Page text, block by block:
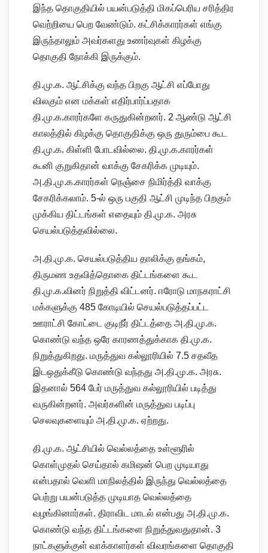
இந்த தொகுதியில் பயன்படுத்தி மிகப்பெரிய சரித்திர
வெற்றியை பெற வேண்டும். கட்சிக்காரர்கள் எங்கு
இருந்தாலும் அவர்களது உணர்வுகள் கிழக்கு
தொகுதி நோக்கி இருக்கும்.
தி.மு.க. ஆட்சிக்கு வந்த பிறகு ஆட்சி எப்போது
விலகும் என மக்கள் எதிர்பார்ப்பதாக
தி.மு.க.காரர்களே கருதுகின்றனர். 2 ஆண்டு ஆட்சி
காலத்தில் கிழக்கு தொகுதிக்கு ஒரு துரும்பை கூட
தி.மு.க. கிள்ளி போடவில்லை. தி.மு.க.காரர்கள்
கூனி குறுகிதான் வாக்கு சேகரிக்க முடியும்.
அ.தி.மு.க.காரர்கள் நெஞ்சை நிமிர்த்தி வாக்கு
சேகரிக்கலாம். 5-ல் ஒரு பகுதி ஆட்சி முடிந்த பிறகும்
முக்கிய திட்டங்கள் எதையும் தி.மு.க. அரசு
செயல்படுத்தவில்லை.
அ.தி.மு.க. செயல்படுத்திய தாலிக்கு தங்கம்,
திருமண உதவித்தொகை திட்டங்களை கூட
தி.மு.க.வினர் நிறுத்தி விட்டனர். ஈரோடு மாநகராட்சி
மக்களுக்கு 485 கோடியில் செயல்படுத்தப்பட்ட
ஊராட்சி கோட்டை குடிநீர் திட்டத்தை அ.தி.மு.க.
கொண்டு வந்த ஒரே காரணத்துக்காக தி.மு.க.
நிறுத்துகிறது. மருத்துவ கல்லூரியில் 7.5 சதவீத
இடஒதுக்கீடு கொண்டு வந்தது அ.தி.மு.க. அரசு.
இதனால் 564 பேர் மருத்துவ கல்லூரியில் படித்து
வருகின்றனர். அவர்களின் மருத்துவ படிப்பு
செலவுகளையும் அ.தி.மு.க. ஏற்றது.
தி.மு.க. ஆட்சியில் வெல்லத்தை உள்ளூரில்
கொள்முதல் செய்தால் கமிஷன் பெற முடியாது
என்பதால் வெளி மாநிலத்தில் இருந்து வெல்லத்தை
பெற்று பயன்படுத்த முடியாத வெல்லத்தை
வழங்கினார்கள். திராவிட மாடல் என்பது அ.தி.மு.க.
கொண்டு வந்த திட்டங்களை நிறுத்துவதுதான். 3
நாட்களுக்குள் வாக்காளர்கள் விவரங்களை தொகுதி